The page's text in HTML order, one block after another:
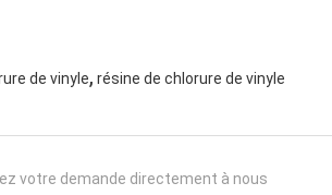
de vinyle, résine de chlorure de vinyle
votre demande directement à nous